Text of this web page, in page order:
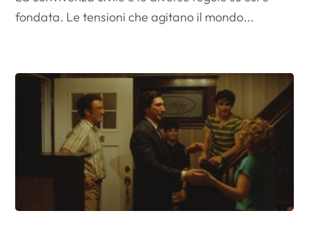
fondata. Le tensioni che agitano il mondo...